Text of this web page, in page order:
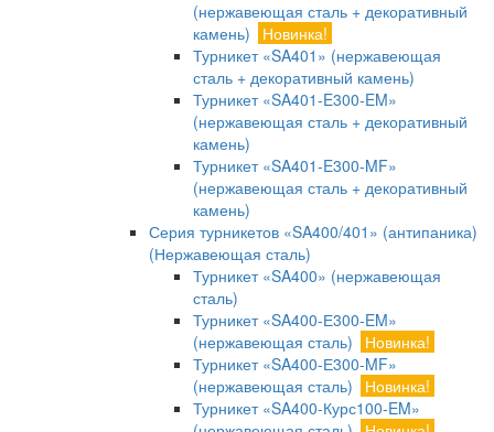
(нержавеющая сталь + декоративный
камень)
Новинка!
Турникет «SA401» (нержавеющая
сталь + декоративный камень)
Турникет «SA401-E300-EM»
(нержавеющая сталь + декоративный
камень)
Турникет «SA401-E300-MF»
(нержавеющая сталь + декоративный
камень)
Серия турникетов «SA400/401» (антипаника)
(Нержавеющая сталь)
Турникет «SA400» (нержавеющая
сталь)
Турникет «SA400-Е300-EM»
(нержавеющая сталь)
Новинка!
Турникет «SA400-Е300-MF»
(нержавеющая сталь)
Новинка!
Турникет «SA400-Курс100-EM»